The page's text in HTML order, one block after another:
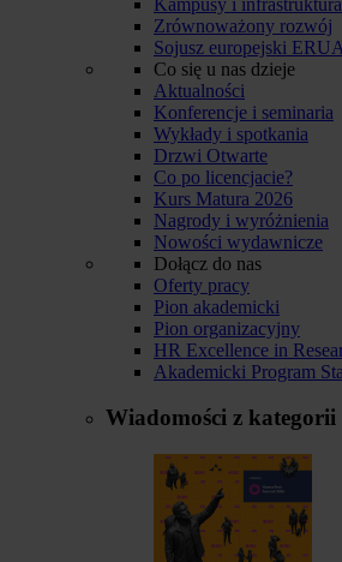
Zrównoważony rozwój
Sojusz europejski ERUA
Co się u nas dzieje
Aktualności
Konferencje i seminaria
Wykłady i spotkania
Drzwi Otwarte
Co po licencjacie?
Kurs Matura 2026
Nagrody i wyróżnienia
Nowości wydawnicze
Dołącz do nas
Oferty pracy
Pion akademicki
Pion organizacyjny
HR Excellence in
Akademicki Program
Wiadomości z kategorii